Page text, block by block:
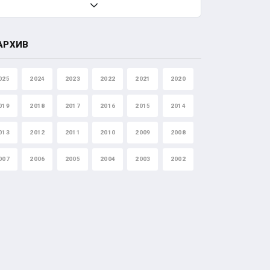
2024 2023 2022 2021 2020
2018 2017 2016 2015 2014
2012 2011 2010 2009 2008
2006 2005 2004 2003 2002